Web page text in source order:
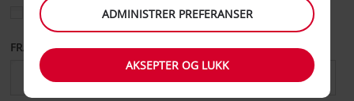
Velg et annet leveringssted
FRA DATO TIL DATO
ADMINISTRER PREFERANSER
AKSEPTER OG LUKK